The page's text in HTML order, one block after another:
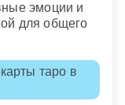
эмоции и
для общего
таро в